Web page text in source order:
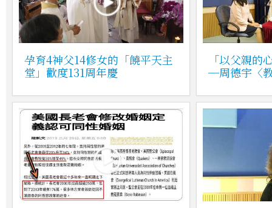
孕育4神父14修女的「饒平天主
堂」歡度131周年慶
「以父親的
─周德宇〈